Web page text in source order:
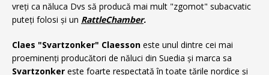
vreți ca năluca Dvs să producă mai mult "zgomot" subacvatic
puteți folosi și un RattleChamber.
Claes "Svartzonker" Claesson este unul dintre cei mai
proeminenți producători de năluci din Suedia și marca sa
Svartzonker este foarte respectată în toate țările nordice și